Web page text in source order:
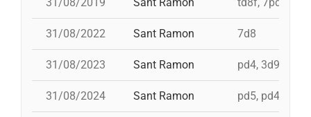
31/08/2022 Sant Ramon 7d8
31/08/2023 Sant Ramon pd4,
31/08/2024 Sant Ramon pd5, pd4, 4d8,